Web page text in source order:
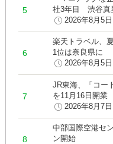
社3年目 渋谷真
2026年8月5日
楽天トラベル、
1位は奈良県に
2026年8月5日
JR東海、「コー
を11月16日開業
2026年8月7日
中部国際空港セ
ン開始